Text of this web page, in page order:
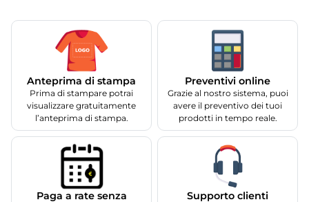
Anteprima di stampa
Prima di stampare potrai
visualizzare gratuitamente
l’anteprima di stampa.
Preventivi online
Grazie al nostro sistema, puoi
avere il preventivo dei tuoi
prodotti in tempo reale.
Paga a rate senza
Supporto clienti